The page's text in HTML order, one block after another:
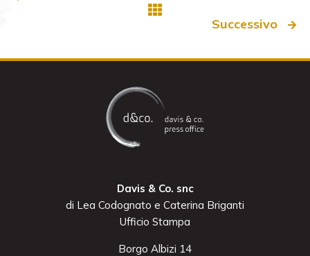
Successivo
Davis & Co. snc
di Lea Codognato e Caterina Briganti
Ufficio Stampa
Borgo Albizi 14